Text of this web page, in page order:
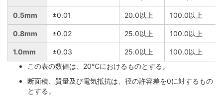
0.5mm ±0.01 20.0以上 100.0以上
0.8mm ±0.02 25.0以上 100.0以上
1.0mm ±0.03 25.0以上 100.0以上
この表の数値は、20℃におけるものとする。
断面積、質量及び電気抵抗は、径の許容差を0に対するもの
とする。